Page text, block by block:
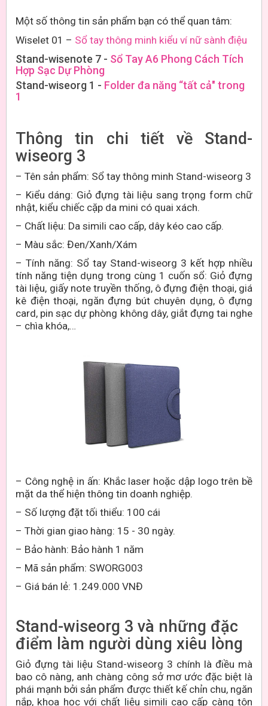
Một số thông tin sản phẩm bạn có thể quan tâm:
Wiselet 01 – Sổ tay thông minh kiểu ví nữ sành điệu
Stand-wisenote 7 - Sổ Tay A6 Phong Cách Tích
Hợp Sạc Dự Phòng
Stand-wiseorg 1 - Folder đa năng “tất cả" trong
1
Thông tin chi tiết về Stand-
wiseorg 3
– Tên sản phẩm: Sổ tay thông minh Stand-wiseorg 3
– Kiểu dáng: Giỏ đựng tài liệu sang trọng form chữ
nhật, kiểu chiếc cặp da mini có quai xách.
– Chất liệu: Da simili cao cấp, dây kéo cao cấp.
– Màu sắc: Đen/Xanh/Xám
– Tính năng: Sổ tay Stand-wiseorg 3 kết hợp nhiều
tính năng tiện dụng trong cùng 1 cuốn sổ: Giỏ đựng
tài liệu, giấy note truyền thống, ô đựng điện thoại, giá
kê điện thoại, ngăn đựng bút chuyên dụng, ô đựng
card, pin sạc dự phòng không dây, giắt đựng tai nghe
– chìa khóa,…
– Công nghệ in ấn: Khắc laser hoặc dập logo trên bề
mặt da thể hiện thông tin doanh nghiệp.
– Số lượng đặt tối thiểu: 100 cái
– Thời gian giao hàng: 15 - 30 ngày.
– Bảo hành: Bảo hành 1 năm
– Mã sản phẩm: SWORG003
– Giá bán lẻ: 1.249.000 VNĐ
Stand-wiseorg 3 và những đặc
điểm làm người dùng xiêu lòng
Giỏ đựng tài liệu Stand-wiseorg 3 chính là điều mà
bao cô nàng, anh chàng công sở mơ ước đặc biệt là
phái mạnh bởi sản phẩm được thiết kế chỉn chu, ngăn
nắp, khoa học với chất liệu simili cao cấp càng tôn